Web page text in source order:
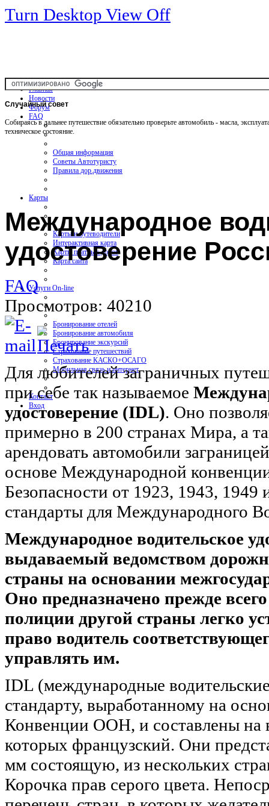
Turn Desktop View Off
Главная
Новости
Форум
FAQ
Общая информация
Советы Автотуристу
Правила дор.движения
Карты
Карты и путеводители
Интерактивная карта
Карты платных дорог
Карта сайта
Услуги On-line
Бронирование отелей
Бронирование автомобиля
Бронирование экскурсий
Страхование путешествий
Страхование КАСКО+ОСАГО
Мобильная связь и интернет
Контакт
Вход
Случайныйсовет
Собираясь в дальнее путешествие обязательно проверьте автомобиль - масла,
техническое состояние.
Международное
удостоверение
FAQ
Просмотров: 40210
Для любителей заграничных
при себе так называемое
удостоверение (IDL). Оно
примерно в 200 странах Мира, а
арендовать автомобили
основе Международной
Безопасности от 1923, 1943, 1949
стандарты для Международного
Международное водительское
выдаваемый ведомством
страны на основании
Оно предназначено прежде
полиции другой страны легко
право водитель
управлять им.
IDL (международные
стандарту, выработанному на
Конвенции ООН, и составлены на
которых французский. Они
мм состоящую, из нескольких
Корочка прав серого цвета.